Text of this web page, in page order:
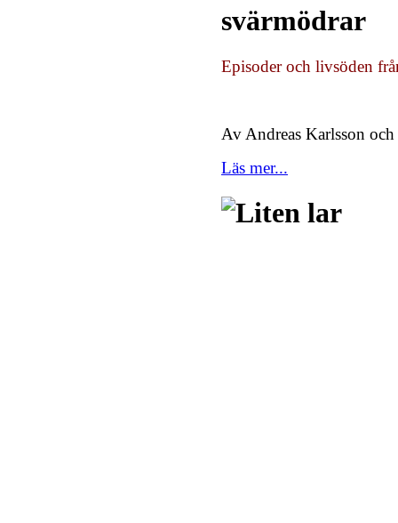
svärmödrar
Episoder och livsöden
Av Andreas Karlsson
Läs mer...